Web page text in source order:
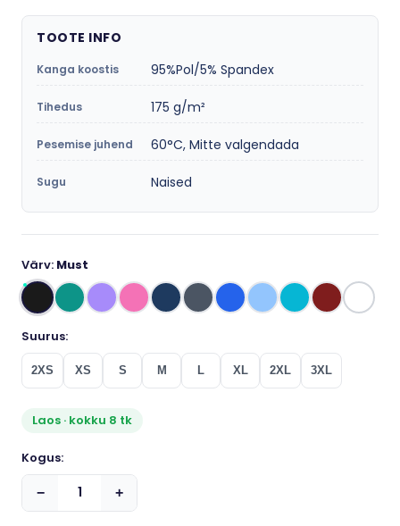
TOOTE INFO
Kanga koostis 95%Pol/5% Spandex
Tihedus 175 g/m²
Pesemise juhend 60°C, Mitte valgendada
Sugu Naised
Värv: Must
Suurus:
2XS XS S M L XL 2XL 3XL
Laos · kokku 8 tk
Kogus:
− +